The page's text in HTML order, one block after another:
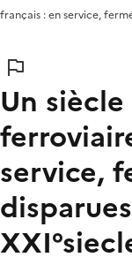
français : en service,
Un
service,
disparues